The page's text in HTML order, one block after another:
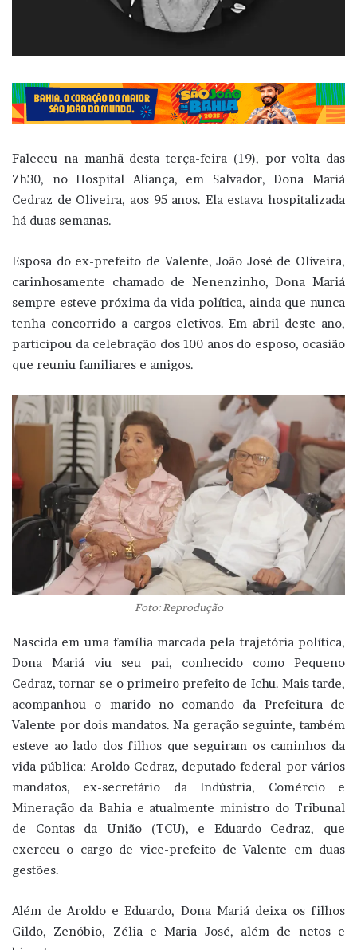
Faleceu na manhã desta terça-feira (19), por volta das
7h30, no Hospital Aliança, em Salvador, Dona Mariá
Cedraz de Oliveira, aos 95 anos. Ela estava hospitalizada
há duas semanas.
Esposa do ex-prefeito de Valente, João José de Oliveira,
carinhosamente chamado de Nenenzinho, Dona Mariá
sempre esteve próxima da vida política, ainda que nunca
tenha concorrido a cargos eletivos. Em abril deste ano,
participou da celebração dos 100 anos do esposo, ocasião
que reuniu familiares e amigos.
Foto: Reprodução
Nascida em uma família marcada pela trajetória política,
Dona Mariá viu seu pai, conhecido como Pequeno
Cedraz, tornar-se o primeiro prefeito de Ichu. Mais tarde,
acompanhou o marido no comando da Prefeitura de
Valente por dois mandatos. Na geração seguinte, também
esteve ao lado dos filhos que seguiram os caminhos da
vida pública: Aroldo Cedraz, deputado federal por vários
mandatos, ex-secretário da Indústria, Comércio e
Mineração da Bahia e atualmente ministro do Tribunal
de Contas da União (TCU), e Eduardo Cedraz, que
exerceu o cargo de vice-prefeito de Valente em duas
gestões.
Além de Aroldo e Eduardo, Dona Mariá deixa os filhos
Gildo, Zenóbio, Zélia e Maria José, além de netos e